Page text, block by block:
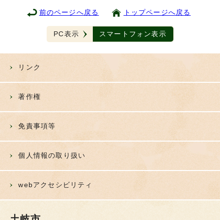
前のページへ戻る トップページへ戻る
PC表示 スマートフォン表示
リンク
著作権
免責事項等
個人情報の取り扱い
webアクセシビリティ